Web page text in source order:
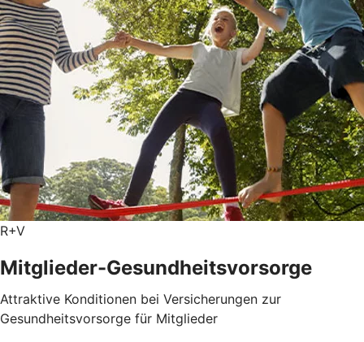
R+V
Mitglieder-Gesundheits­vorsorge
Attraktive Konditionen bei Versicherungen zur
Gesundheitsvorsorge für Mitglieder